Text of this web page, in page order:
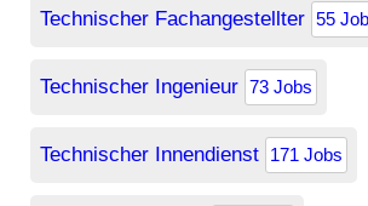
Technischer Fachangestellter 55
Technischer Ingenieur 73 Jobs
Technischer Innendienst 171 Jobs